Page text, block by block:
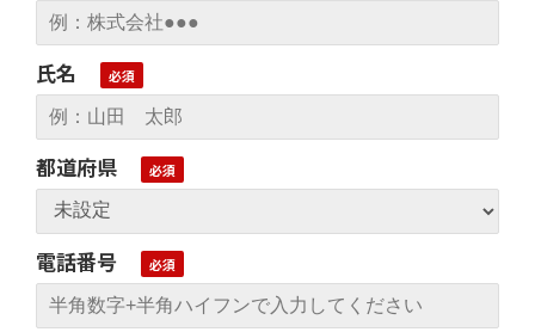
氏名
都道府県
電話番号